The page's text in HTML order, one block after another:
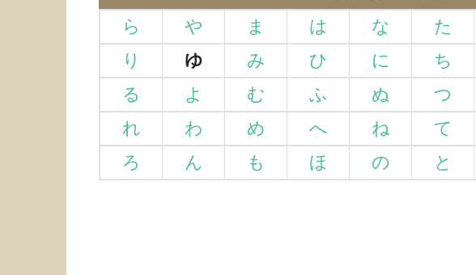
ら
や ま は な た
り
ゆ み ひ に ち
る
よ む ふ ぬ つ
れ
わ め へ ね て
ろ
ん も ほ の と